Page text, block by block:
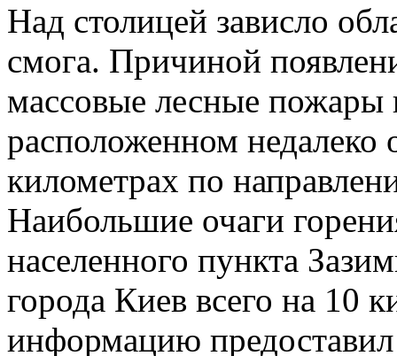
Над столицей зависло
смога. Причиной
массовые лесные пожары
расположенном недалеко
километрах по
Наибольшие очаги
населенного пункта
города Киев всего на 10
информацию